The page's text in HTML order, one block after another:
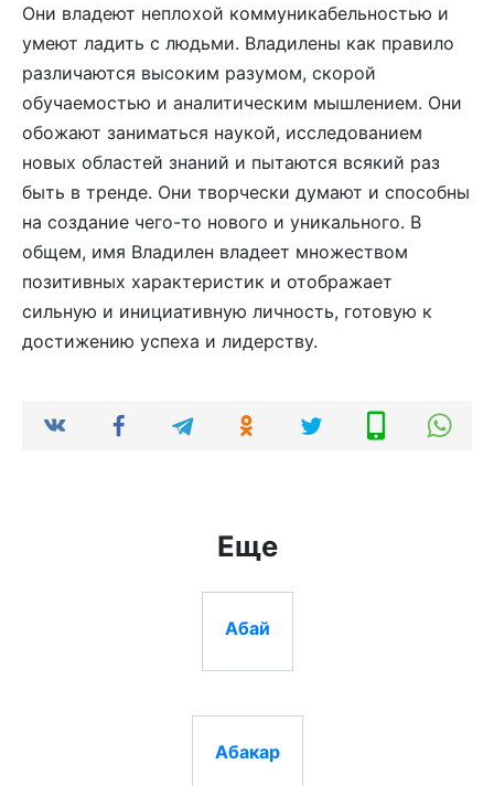
Они владеют неплохой коммуникабельностью и
умеют ладить с людьми. Владилены как правило
различаются высоким разумом, скорой
обучаемостью и аналитическим мышлением. Они
обожают заниматься наукой, исследованием
новых областей знаний и пытаются всякий раз
быть в тренде. Они творчески думают и способны
на создание чего-то нового и уникального. В
общем, имя Владилен владеет множеством
позитивных характеристик и отображает
сильную и инициативную личность, готовую к
достижению успеха и лидерству.
Еще
Абай
Абакар